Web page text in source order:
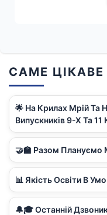
САМЕ ЦІКАВЕ
🌟 На Крилах Мрій Та
Випускників 9-Х Та 11
🤝🏫 Разом Плануємо
📊 Якість Освіти В
🔔🎓 Останній